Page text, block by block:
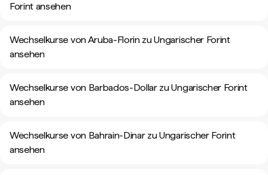
Forint ansehen
Wechselkurse von Aruba-Florin zu Ungarischer Forint
ansehen
Wechselkurse von Barbados-Dollar zu Ungarischer Forint
ansehen
Wechselkurse von Bahrain-Dinar zu Ungarischer Forint
ansehen